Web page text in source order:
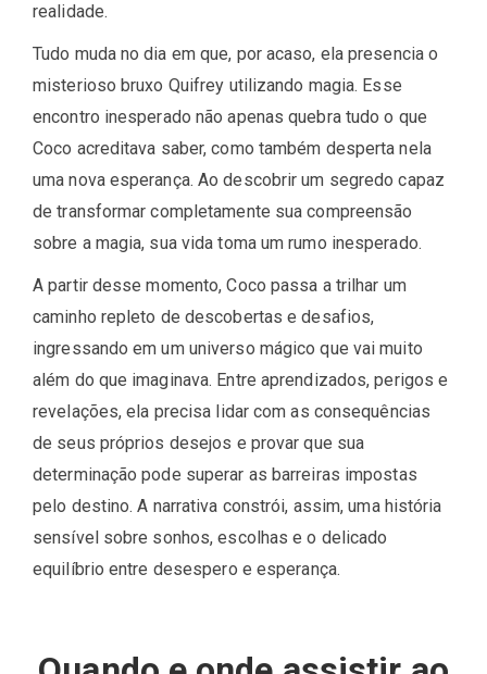
realidade.
Tudo muda no dia em que, por acaso, ela presencia o
misterioso bruxo Quifrey utilizando magia. Esse
encontro inesperado não apenas quebra tudo o que
Coco acreditava saber, como também desperta nela
uma nova esperança. Ao descobrir um segredo capaz
de transformar completamente sua compreensão
sobre a magia, sua vida toma um rumo inesperado.
A partir desse momento, Coco passa a trilhar um
caminho repleto de descobertas e desafios,
ingressando em um universo mágico que vai muito
além do que imaginava. Entre aprendizados, perigos e
revelações, ela precisa lidar com as consequências
de seus próprios desejos e provar que sua
determinação pode superar as barreiras impostas
pelo destino. A narrativa constrói, assim, uma história
sensível sobre sonhos, escolhas e o delicado
equilíbrio entre desespero e esperança.